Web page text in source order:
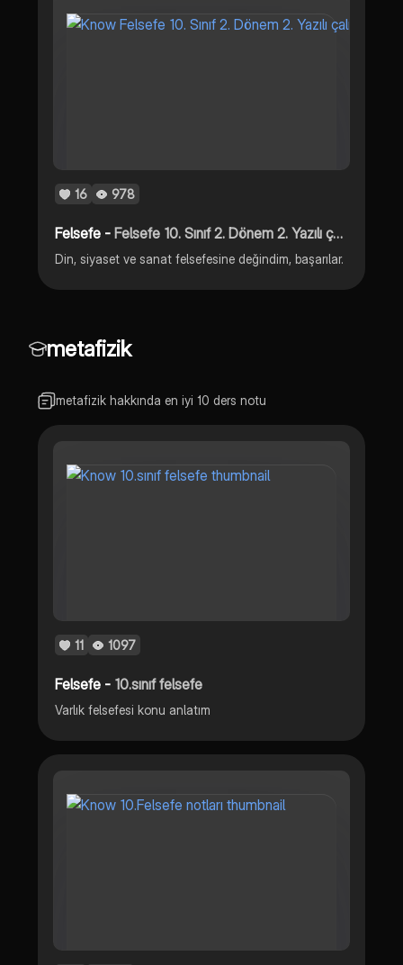
16 978
Felsefe -Felsefe 10. Sınıf 2. Dönem 2. Yazılı çalışma kağıdı 🧠💬
Din, siyaset ve sanat felsefesine değindim, başarılar.
metafizik
metafizik hakkında en iyi 10 ders notu
11 1097
Felsefe - 10.sınıf felsefe
Varlık felsefesi konu anlatım